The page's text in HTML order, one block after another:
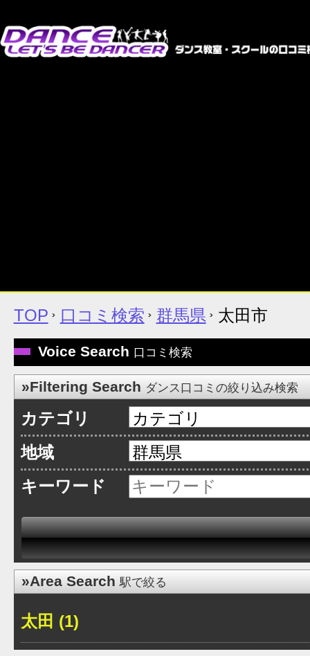
TOP 口コミ検索 群馬県 太田市
Voice Search 口コミ検索
»Filtering Search ダンス口コミの絞り込み検索
カテゴリ
地域
キーワード
»Area Search駅で絞る
太田 (1)